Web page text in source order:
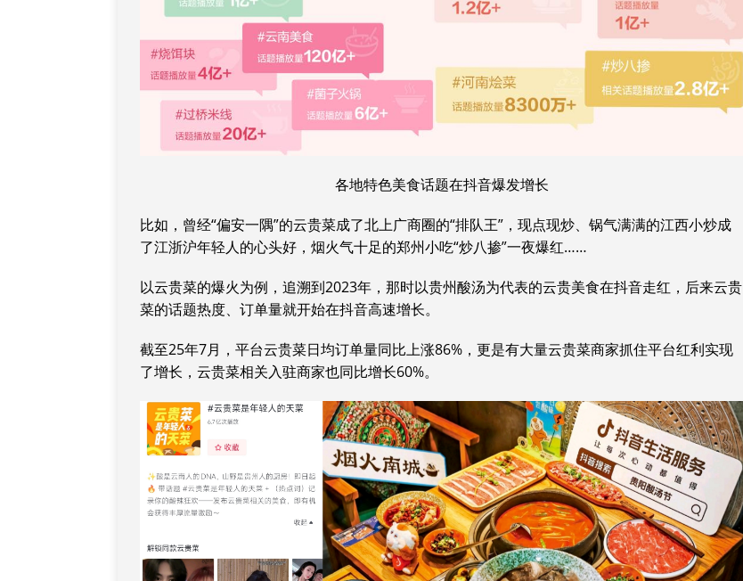
各地特色美食话题在抖音爆发增长
比如，曾经“偏安一隅”的云贵菜成了北上广商圈的“排队王”，现点现炒、锅气满满的江西小炒成
了江浙沪年轻人的心头好，烟火气十足的郑州小吃“炒八掺”一夜爆红……
以云贵菜的爆火为例，追溯到2023年，那时以贵州酸汤为代表的云贵美食在抖音走红，后来云贵
菜的话题热度、订单量就开始在抖音高速增长。
截至25年7月，平台云贵菜日均订单量同比上涨86%，更是有大量云贵菜商家抓住平台红利实现
了增长，云贵菜相关入驻商家也同比增长60%。